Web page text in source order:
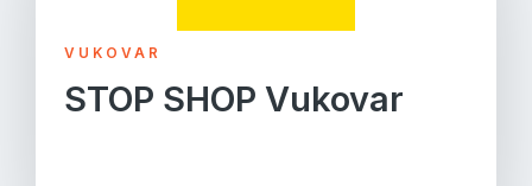
VUKOVAR
STOP SHOP Vukovar